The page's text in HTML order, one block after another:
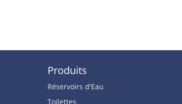
Produits
Réservoirs d'Eau
Toilettes